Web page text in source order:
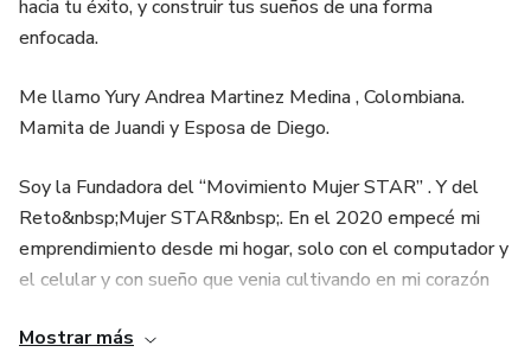
hacia tu éxito, y construir tus sueños de una forma
enfocada.
Me llamo Yury Andrea Martinez Medina , Colombiana.
Mamita de Juandi y Esposa de Diego.
Soy la Fundadora del “Movimiento Mujer STAR” . Y del
Reto&nbsp;Mujer STAR&nbsp;. En el 2020 empecé mi
emprendimiento desde mi hogar, solo con el computador y
el celular y con sueño que venia cultivando en mi corazón
Mostrar más